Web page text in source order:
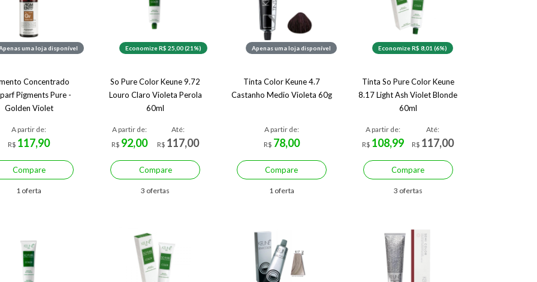
uma loja disponível
Concentrado
Pigments Pure -
Golden Violet
A partir de:
R$ 117,90
Compare
1 oferta
Economize R$ 25,00 (21%)
So Pure Color Keune 9.72
Louro Claro Violeta Perola
60ml
A partir de:
R$ 92,00
Até:
R$ 117,00
Compare
3 ofertas
Apenas uma loja disponível
Tinta Color Keune 4.7
Castanho Medio Violeta 60g
A partir de:
R$ 78,00
Compare
1 oferta
Economize R$ 8,01 (6%)
Tinta So Pure Color Keune
8.17 Light Ash Violet Blonde
60ml
A partir de:
R$ 108,99
Até:
R$ 117,00
Compare
3 ofertas